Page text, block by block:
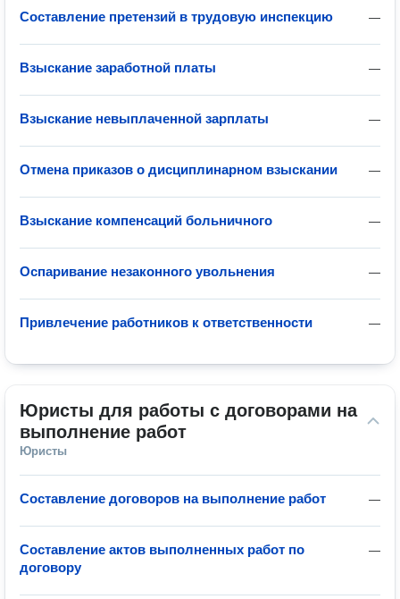
—
Составление претензий в трудовую инспекцию
—
Взыскание заработной платы
—
Взыскание невыплаченной зарплаты
—
Отмена приказов о дисциплинарном взыскании
—
Взыскание компенсаций больничного
—
Оспаривание незаконного увольнения
—
Привлечение работников к ответственности
Юристы для работы с договорами на
выполнение работ
Юристы
—
Составление договоров на выполнение работ
—
Составление актов выполненных работ по
договору